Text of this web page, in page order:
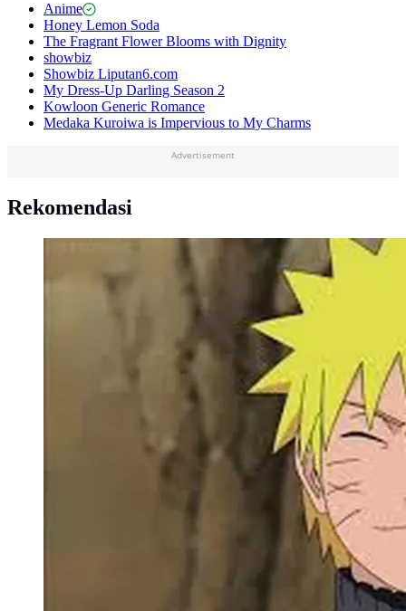
Anime
Honey Lemon Soda
The Fragrant Flower Blooms with Dignity
showbiz
Showbiz Liputan6.com
My Dress-Up Darling Season 2
Kowloon Generic Romance
Medaka Kuroiwa is Impervious to My Charms
Advertisement
Rekomendasi